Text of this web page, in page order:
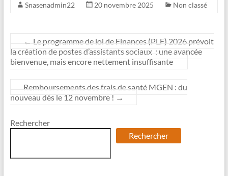
Snasenadmin22 20 novembre 2025 Non classé
← Le programme de loi de Finances (PLF) 2026 prévoit
la création de postes d’assistants sociaux : une avancée
bienvenue, mais encore nettement insuffisante
Remboursements des frais de santé MGEN : du
nouveau dès le 12 novembre ! →
Rechercher
Rechercher